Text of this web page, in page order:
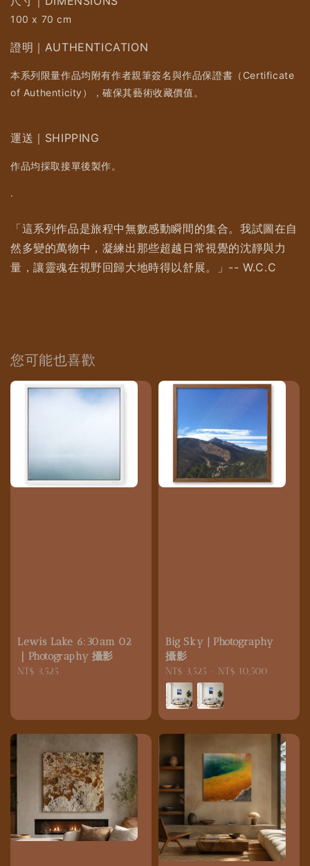
100 x 70 cm
證明｜AUTHENTICATION
本系列限量作品均附有作者親筆簽名與作品保證書（Certificate
of Authenticity），確保其藝術收藏價值。
運送｜SHIPPING
作品均採取接單後製作。
.
「這系列作品是旅程中無數感動瞬間的集合。我試圖在自
然多變的萬物中，凝練出那些超越日常視覺的沈靜與力
量，讓靈魂在視野回歸大地時得以舒展。」-- W.C.C
您可能也喜歡
Lewis Lake 6:30am 02
｜Photography 攝影
Regular
NT$ 3,525
Big Sky | Photography
攝影
Regular
price
NT$ 3,525 NT$ 10,500